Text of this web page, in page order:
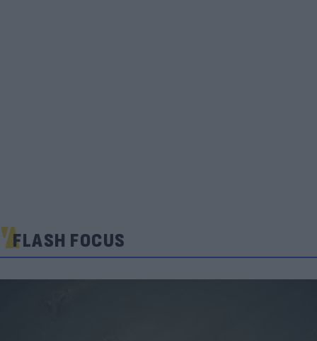
FLASH FOCUS